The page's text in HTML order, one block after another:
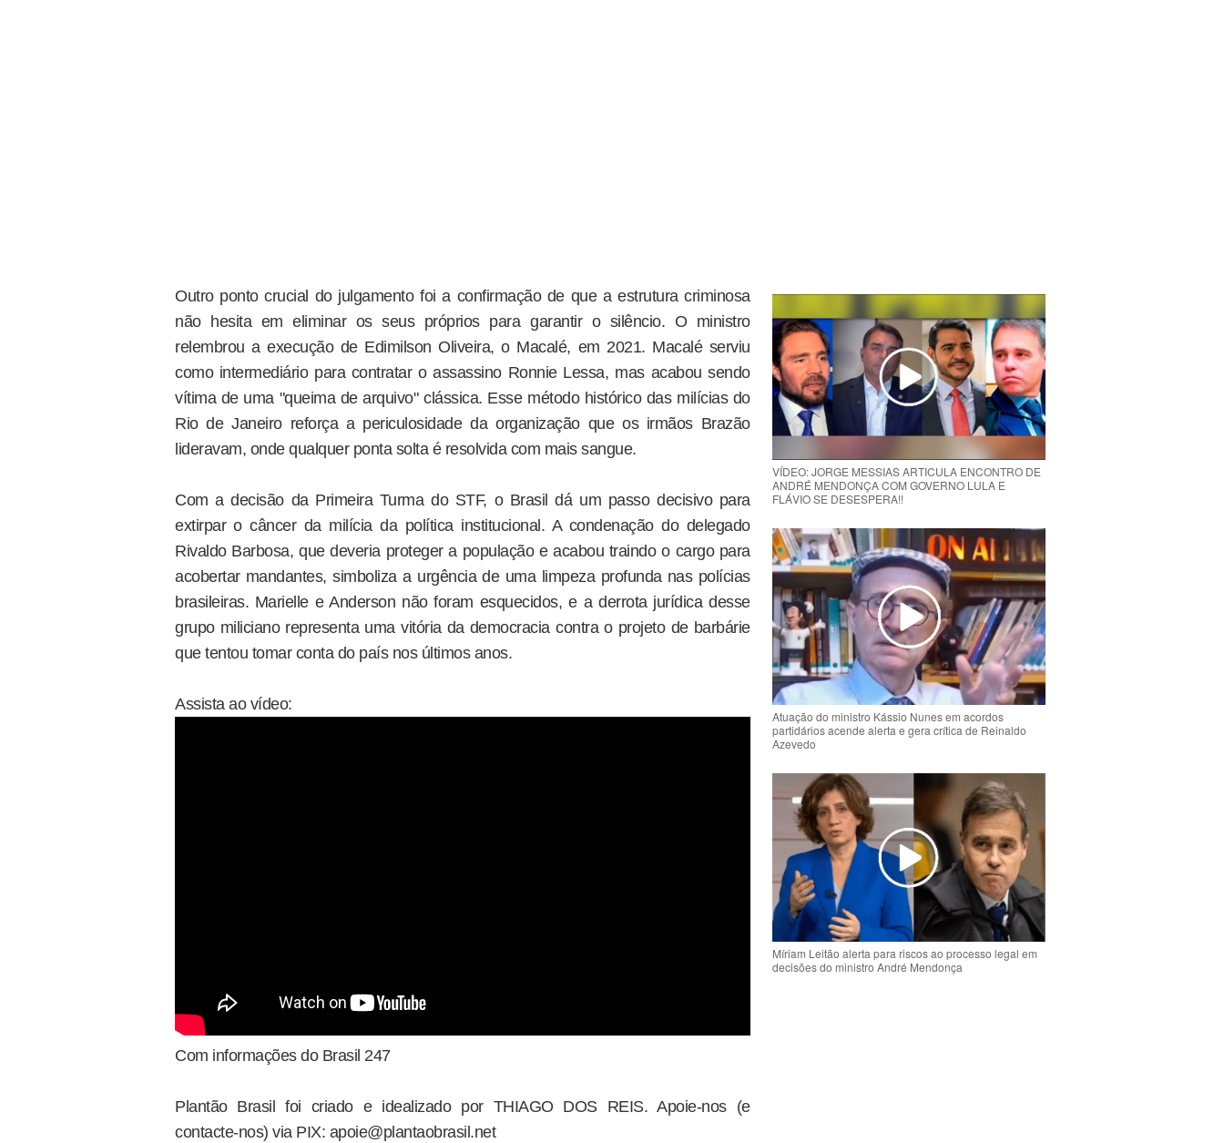
Outro ponto crucial do julgamento foi a confirmação de que a estrutura criminosa
não hesita em eliminar os seus próprios para garantir o silêncio. O ministro
relembrou a execução de Edimilson Oliveira, o Macalé, em 2021. Macalé serviu
como intermediário para contratar o assassino Ronnie Lessa, mas acabou sendo
vítima de uma "queima de arquivo" clássica. Esse método histórico das milícias do
Rio de Janeiro reforça a periculosidade da organização que os irmãos Brazão
lideravam, onde qualquer ponta solta é resolvida com mais sangue.
Com a decisão da Primeira Turma do STF, o Brasil dá um passo decisivo para
extirpar o câncer da milícia da política institucional. A condenação do delegado
Rivaldo Barbosa, que deveria proteger a população e acabou traindo o cargo para
acobertar mandantes, simboliza a urgência de uma limpeza profunda nas polícias
brasileiras. Marielle e Anderson não foram esquecidos, e a derrota jurídica desse
grupo miliciano representa uma vitória da democracia contra o projeto de barbárie
que tentou tomar conta do país nos últimos anos.
Assista ao vídeo:
Com informações do Brasil 247
Plantão Brasil foi criado e idealizado por THIAGO DOS REIS. Apoie-nos (e
contacte-nos) via PIX: apoie@plantaobrasil.net
VÍDEO: JORGE MESSIAS ARTICULA ENCONTRO DE
ANDRÉ MENDONÇA COM GOVERNO LULA E
FLÁVIO SE DESESPERA!!
Atuação do ministro Kássio Nunes em acordos
partidários acende alerta e gera crítica de Reinaldo
Azevedo
Míriam Leitão alerta para riscos ao processo legal em
decisões do ministro André Mendonça